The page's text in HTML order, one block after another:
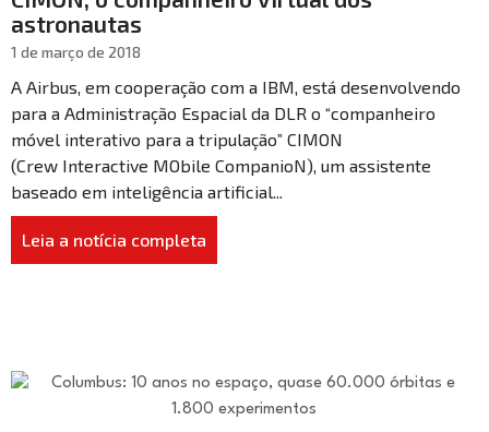
astronautas
1 de março de 2018
A Airbus, em cooperação com a IBM, está desenvolvendo
para a Administração Espacial da DLR o “companheiro
móvel interativo para a tripulação” CIMON
(Crew Interactive MObile CompanioN), um assistente
baseado em inteligência artificial...
Leia a notícia completa